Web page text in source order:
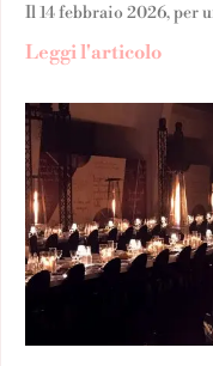
Il 14 febbraio 2026, per
Leggi l'articolo